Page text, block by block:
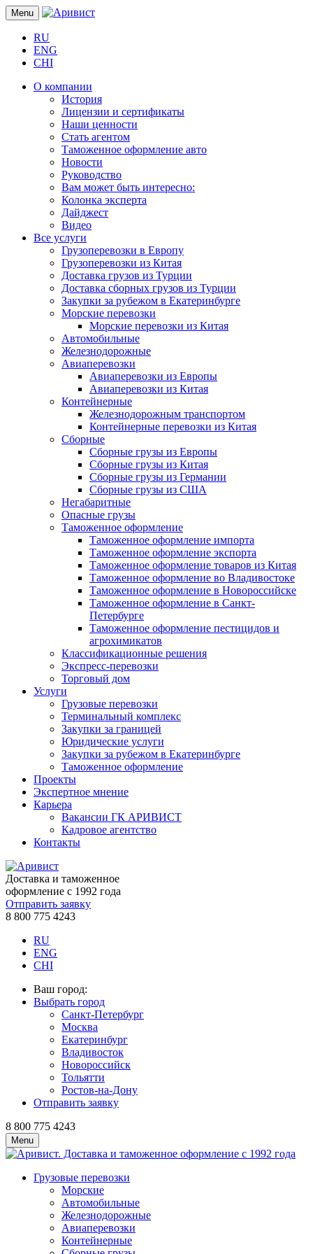
Menu
RU
ENG
CHI
О компании
История
Лицензии и сертификаты
Наши ценности
Стать агентом
Таможенное оформление авто
Новости
Руководство
Вам может быть интересно:
Колонка эксперта
Дайджест
Видео
Все услуги
Грузоперевозки в Европу
Грузоперевозки из Китая
Доставка грузов из Турции
Доставка сборных грузов из Турции
Закупки за рубежом в Екатеринбурге
Морские перевозки
Морские перевозки из Китая
Автомобильные
Железнодорожные
Авиаперевозки
Авиаперевозки из Европы
Авиаперевозки из Китая
Контейнерные
Железнодорожным транспортом
Контейнерные перевозки из Китая
Сборные
Сборные грузы из Европы
Сборные грузы из Китая
Сборные грузы из Германии
Сборные грузы из США
Негабаритные
Опасные грузы
Таможенное оформление
Таможенное оформление импорта
Таможенное оформление экспорта
Таможенное оформление товаров из Китая
Таможенное оформление во Владивостоке
Таможенное оформление в Новороссийске
Таможенное оформление в Санкт-
Петербурге
Таможенное оформление пестицидов и
агрохимикатов
Классификационные решения
Экспресс-перевозки
Торговый дом
Услуги
Грузовые перевозки
Терминальный комплекс
Закупки за границей
Юридические услуги
Закупки за рубежом в Екатеринбурге
Таможенное оформление
Проекты
Экспертное мнение
Карьера
Вакансии ГК АРИВИСТ
Кадровое агентство
Контакты
Доставка и таможенное
оформление с 1992 года
Отправить заявку
8 800 775 4243
RU
ENG
CHI
Ваш город:
Выбрать город
Санкт-Петербург
Москва
Екатеринбург
Владивосток
Новороссийск
Тольятти
Ростов-на-Дону
Отправить заявку
8 800 775 4243
Menu
Грузовые перевозки
Морские
Автомобильные
Железно­дорожные
Авиаперевозки
Контейнерные